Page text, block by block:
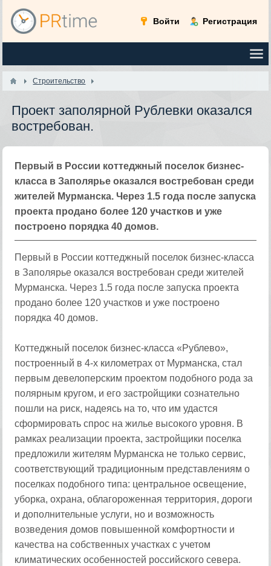
Войти Регистрация
Строительство
Проект заполярной Рублевки оказался
востребован.
Первый в России коттеджный поселок бизнес-
класса в Заполярье оказался востребован среди
жителей Мурманска. Через 1.5 года после запуска
проекта продано более 120 участков и уже
построено порядка 40 домов.
Первый в России коттеджный поселок бизнес-класса
в Заполярье оказался востребован среди жителей
Мурманска. Через 1.5 года после запуска проекта
продано более 120 участков и уже построено
порядка 40 домов.
Коттеджный поселок бизнес-класса «Рублево»,
построенный в 4-х километрах от Мурманска, стал
первым девелоперским проектом подобного рода за
полярным кругом, и его застройщики сознательно
пошли на риск, надеясь на то, что им удастся
сформировать спрос на жилье высокого уровня. В
рамках реализации проекта, застройщики поселка
предложили жителям Мурманска не только сервис,
соответствующий традиционным представлениям о
поселках подобного типа: центральное освещение,
уборка, охрана, облагороженная территория, дороги
и дополнительные услуги, но и возможность
возведения домов повышенной комфортности и
качества на собственных участках с учетом
климатических особенностей российского севера.